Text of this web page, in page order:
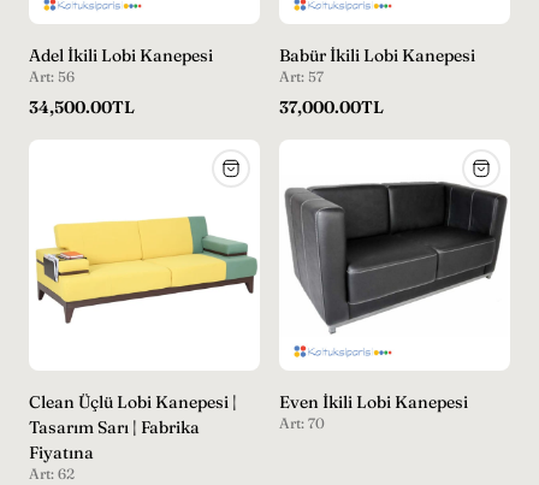
Adel İkili Lobi Kanepesi
Art: 56
Normal
34,500.00TL
Babür İkili Lobi Kanepesi
Art: 57
Normal
37,000.00TL
Clean Üçlü Lobi Kanepesi |
Tasarım Sarı | Fabrika
Fiyatına
Art: 62
Even İkili Lobi Kanepesi
Art: 70